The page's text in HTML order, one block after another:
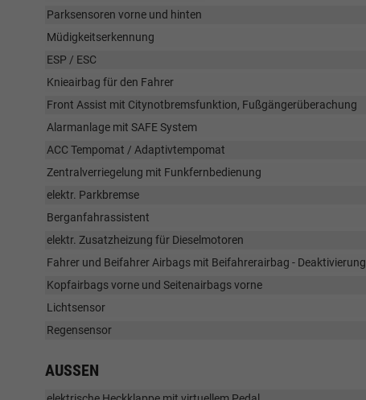
Parksensoren vorne und hinten
Müdigkeitserkennung
ESP / ESC
Knieairbag für den Fahrer
Front Assist mit Citynotbremsfunktion, Fußgängerüberachung
Alarmanlage mit SAFE System
ACC Tempomat / Adaptivtempomat
Zentralverriegelung mit Funkfernbedienung
elektr. Parkbremse
Berganfahrassistent
elektr. Zusatzheizung für Dieselmotoren
Fahrer und Beifahrer Airbags mit Beifahrerairbag - Deaktivierung
Kopfairbags vorne und Seitenairbags vorne
Lichtsensor
Regensensor
AUSSEN